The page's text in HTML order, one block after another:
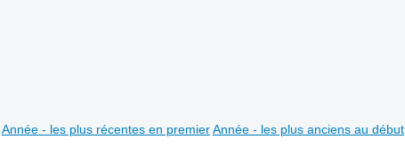
Année - les plus récentes en premier Année - les plus anciens au début